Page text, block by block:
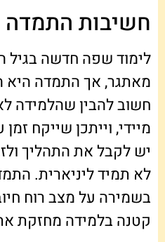
חשיבות התמדה
לימוד שפה חדשה בגיל
מאתגר, אך התמדה
חשוב להבין שהלמידה
מיידי, וייתכן שייקח
יש לקבל את התהליך
לא תמיד ליניארית.
בשמירה על מצב רוח
קטנה בלמידה מחזקת